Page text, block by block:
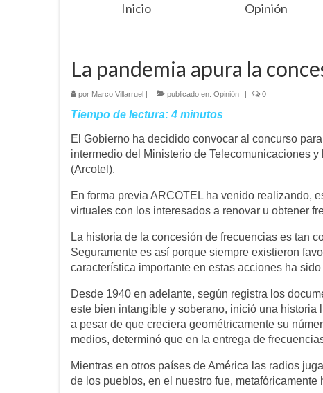
Inicio Opinión
La pandemia apura la
por Marco Villarruel | publicado en: Opinión | 0
Tiempo de lectura: 4 minutos
El Gobierno ha decidido convocar al concurso
intermedio del Ministerio de Telecomunicaciones
(Arcotel).
En forma previa ARCOTEL ha venido realizando,
virtuales con los interesados a renovar u obtener
La historia de la concesión de frecuencias es tan
Seguramente es así porque siempre existieron
característica importante en estas acciones ha
Desde 1940 en adelante, según registra los
este bien intangible y soberano, inició una
a pesar de que creciera geométricamente su
medios, determinó que en la entrega de
Mientras en otros países de América las radios
de los pueblos, en el nuestro fue,